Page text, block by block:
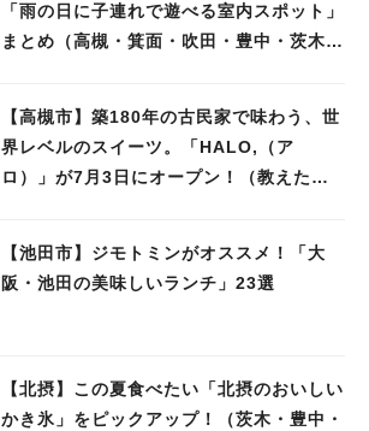
「雨の日に子連れで遊べる室内スポット」
まとめ（高槻・箕面・吹田・豊中・茨木・
【高槻市】築180年の古民家で味わう、世
界レベルのスイーツ。「HALO,（ア
ロ）」が7月3日にオープン！（教えたい/
【池田市】ジモトミンがオススメ！「大
阪・池田の美味しいランチ」23選
【北摂】この夏食べたい「北摂のおいしい
かき氷」をピックアップ！（茨木・豊中・